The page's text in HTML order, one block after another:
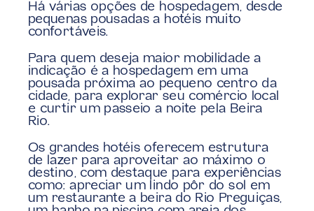
Há várias opções de hospedagem, desde
pequenas pousadas a hotéis muito
confortáveis.
Para quem deseja maior mobilidade a
indicação é a hospedagem em uma
pousada próxima ao pequeno centro da
cidade, para explorar seu comércio local
e curtir um passeio a noite pela Beira
Rio.
Os grandes hotéis oferecem estrutura
de lazer para aproveitar ao máximo o
destino, com destaque para experiências
como: apreciar um lindo pôr do sol em
um restaurante a beira do Rio Preguiças,